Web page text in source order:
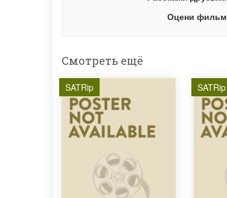
Оцени фильм
Смотреть ещё
SATRip SATRip